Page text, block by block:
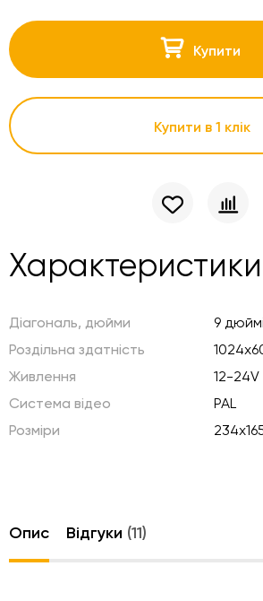
Купити
Купити в 1 клік
Характеристики
Діагональ, дюйми
9
Роздільна здатність
Живлення
12-24V
Система відео
PAL
Розміри
Опис Відгуки (11)